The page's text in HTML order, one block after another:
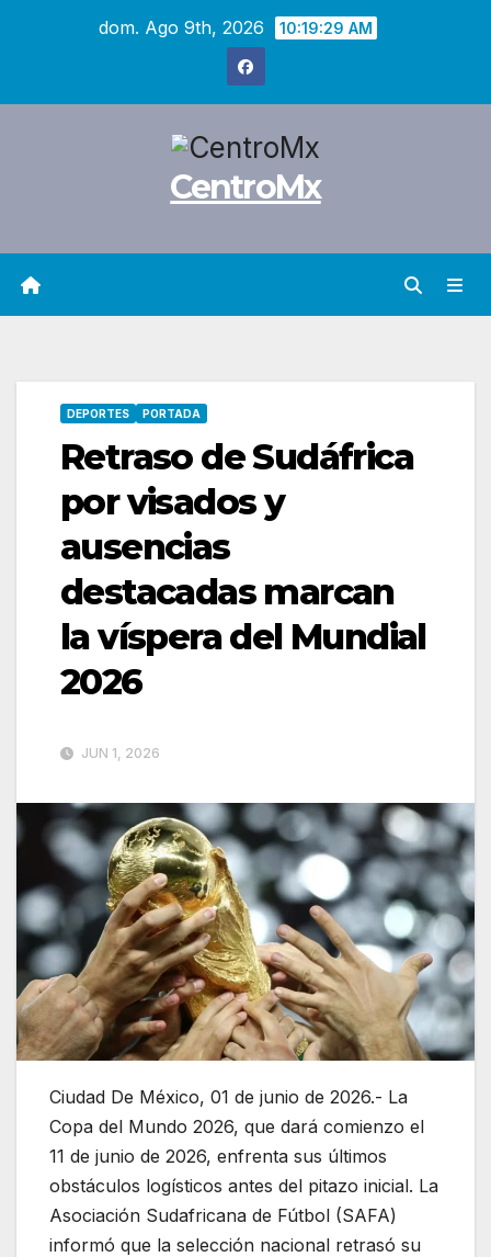
dom. Ago 9th, 2026 10:19:30 AM
CentroMx
DEPORTES PORTADA
Retraso de Sudáfrica
por visados y
ausencias
destacadas marcan
la víspera del Mundial
2026
JUN 1, 2026
Ciudad De México, 01 de junio de 2026.- La
Copa del Mundo 2026, que dará comienzo el
11 de junio de 2026, enfrenta sus últimos
obstáculos logísticos antes del pitazo inicial. La
Asociación Sudafricana de Fútbol (SAFA)
informó que la selección nacional retrasó su